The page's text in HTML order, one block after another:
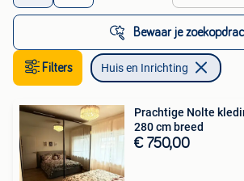
Bewaar je
Filters Huis en Inrichting
Prachtige Nolte
280 cm breed
€ 750,00